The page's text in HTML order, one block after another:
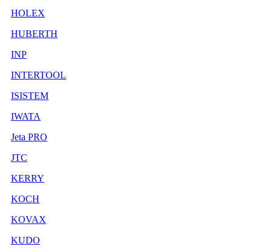
HOLEX
HUBERTH
INP
INTERTOOL
ISISTEM
IWATA
Jeta PRO
JTC
KERRY
KOCH
KOVAX
KUDO